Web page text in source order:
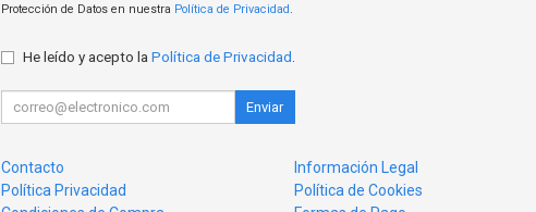
Protección de Datos en nuestra Política de Privacidad.
He leído y acepto laPolítica de Privacidad.
Enviar
Contacto
Información Legal
Política Privacidad
Política de Cookies